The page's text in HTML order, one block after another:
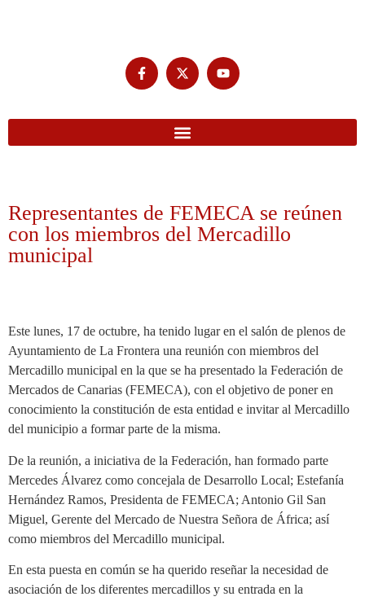
Representantes de FEMECA se reúnen
con los miembros del Mercadillo
municipal
Este lunes, 17 de octubre, ha tenido lugar en el salón de plenos de
Ayuntamiento de La Frontera una reunión con miembros del
Mercadillo municipal en la que se ha presentado la Federación de
Mercados de Canarias (FEMECA), con el objetivo de poner en
conocimiento la constitución de esta entidad e invitar al Mercadillo
del municipio a formar parte de la misma.
De la reunión, a iniciativa de la Federación, han formado parte
Mercedes Álvarez como concejala de Desarrollo Local; Estefanía
Hernández Ramos, Presidenta de FEMECA; Antonio Gil San
Miguel, Gerente del Mercado de Nuestra Señora de África; así
como miembros del Mercadillo municipal.
En esta puesta en común se ha querido reseñar la necesidad de
asociación de los diferentes mercadillos y su entrada en la